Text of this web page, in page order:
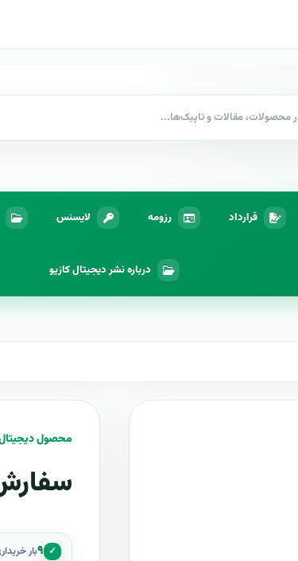
قرارداد رزومه لایسنس
درباره نشر دیجیتال کازیو
محصول دیجیتال
✓ ۹بار